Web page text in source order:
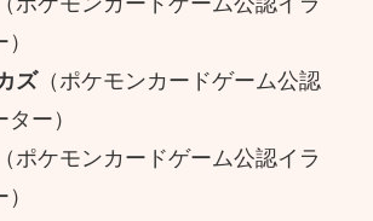
ズ（ポケモンカードゲーム公認
ー）
（ポケモンカードゲーム公認イラ